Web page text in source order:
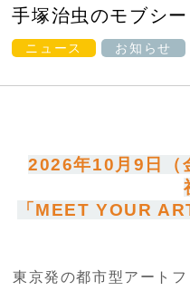
手塚治虫のモブシー
ニュース お知らせ
2026年10月9日（
「MEET YOUR
東京発の都市型アート